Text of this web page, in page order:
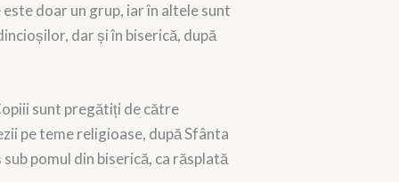
doar un grup, iar în altele sunt
dar și în biserică, după
sunt pregătiți de către
pe teme religioase, după Sfânta
pomul din biserică, ca răsplată